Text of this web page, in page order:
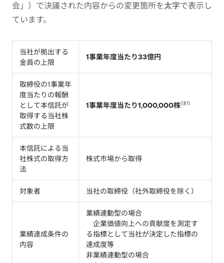
会」）で決議された内容からの変更箇所を太字で表示し
ています。
当社が拠出する
金員の上限
1事業年度当たり33億円
取締役の1事業年
度当たりの報酬
として本信託が
取得する当社株
式数の上限
1事業年度当たり1,000,000株(注1)
本信託による当
社株式の取得方
法
株式市場から取得
対象者 当社の取締役（社外取締役を除く）
業績達成条件の
内容
業績連動型の場合
企業価値向上への貢献度を測定す
る指標として当社が決定した指標の
達成度等
非業績連動型の場合